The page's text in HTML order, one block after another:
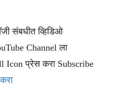
संबधीत व्हिडिओ
Channel ला
Icon प्रेस करा Subscribe